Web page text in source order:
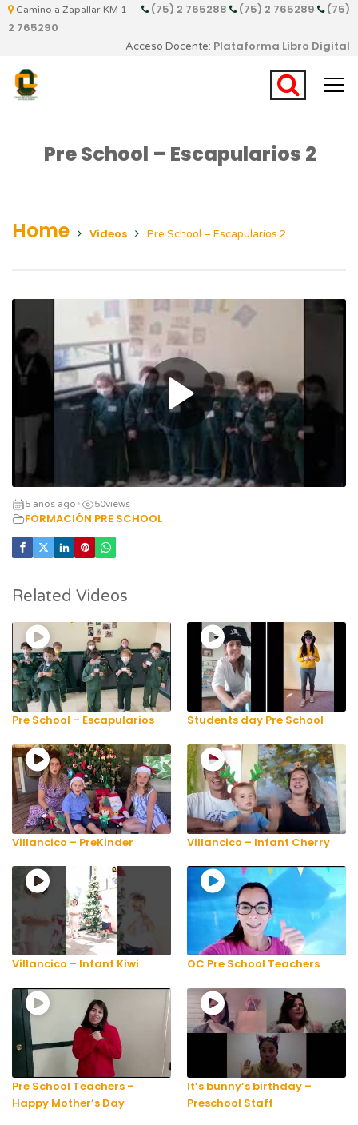
Camino a Zapallar KM 1 (75) 2 765288 (75) 2 765289
(75)
2 765290
Acceso Docente: Plataforma Libro Digital
Pre School – Escapularios 2
Home Videos Pre School – Escapularios 2
5 años ago • 50views
FORMACIÓN,PRE SCHOOL
Related Videos
Pre School – Escapularios Students day Pre School
Villancico – PreKinder Villancico – Infant Cherry
Villancico – Infant Kiwi OC Pre School Teachers
Pre School Teachers –
Happy Mother’s Day
It’s bunny’s birthday –
Preschool Staff